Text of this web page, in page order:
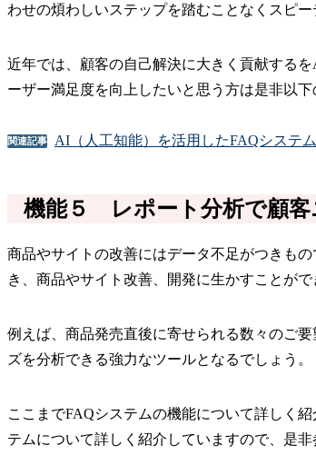
わせの煩わしいステップを踏むことなくスピ
近年では、顧客の自己解決に大きく貢献する
ーザー満足度を向上したいと思う方は是非以下
関連記事 AI（人工知能）を活用したFAQシステ
機能５ レポート分析で顧客
商品やサイトの改善にはデータ不足がつきも
き、商品やサイト改善、開発に生かすことがで
例えば、商品発売直後に寄せられる数々のご
ズを分析できる強力なツールとなるでしょう。
ここまでFAQシステムの機能について詳しく
テムについて詳しく紹介していますので、是非